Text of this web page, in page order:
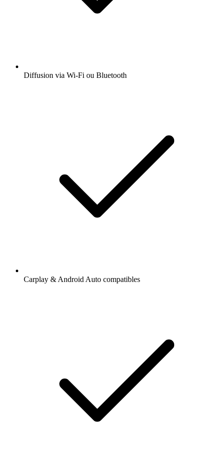
Diffusion via Wi-Fi ou Bluetooth
Carplay & Android Auto compatibles